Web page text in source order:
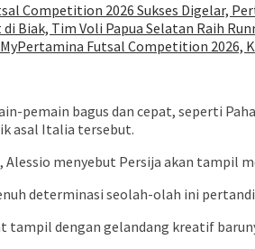
Competition 2026 Sukses Digelar,
Biak, Tim Voli Papua Selatan Raih
Futsal Competition 2026,
pemain bagus dan cepat, seperti
asal Italia tersebut.
menyebut Persija akan tampil
determinasi seolah-olah ini
tampil dengan gelandang kreatif